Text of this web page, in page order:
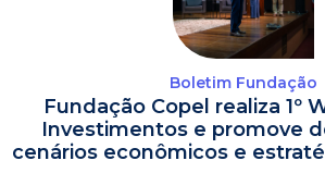
Boletim Fundação
Fundação Copel realiza 1º
Investimentos e promove
cenários econômicos e